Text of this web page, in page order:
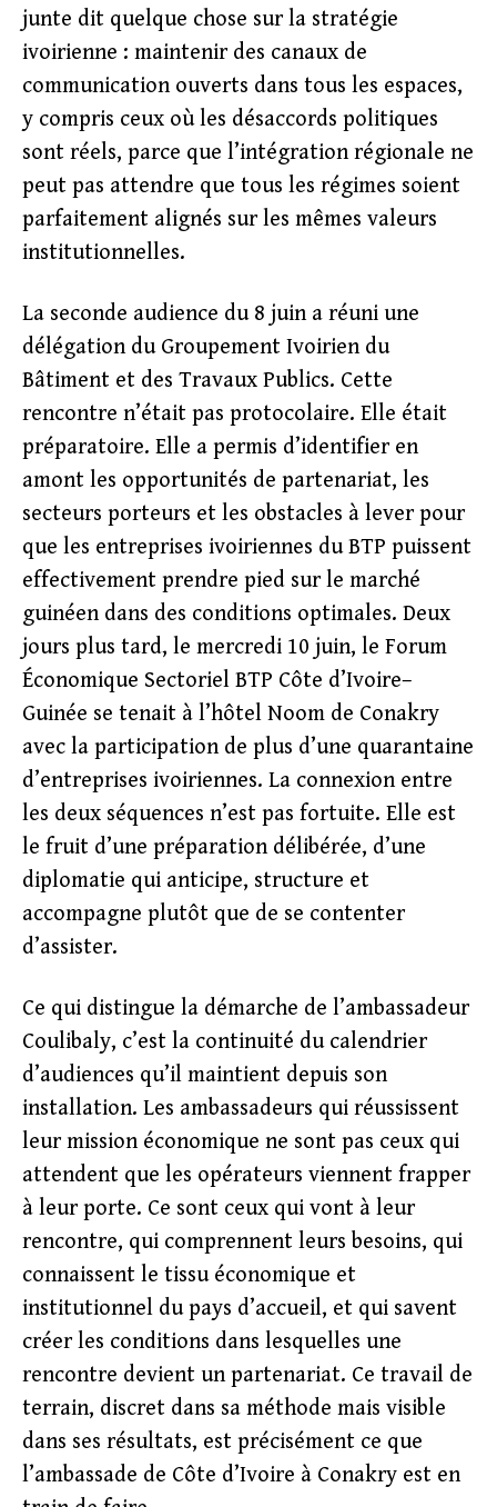
junte dit quelque chose sur la stratégie
ivoirienne : maintenir des canaux de
communication ouverts dans tous les espaces,
y compris ceux où les désaccords politiques
sont réels, parce que l’intégration régionale ne
peut pas attendre que tous les régimes soient
parfaitement alignés sur les mêmes valeurs
institutionnelles.
La seconde audience du 8 juin a réuni une
délégation du Groupement Ivoirien du
Bâtiment et des Travaux Publics. Cette
rencontre n’était pas protocolaire. Elle était
préparatoire. Elle a permis d’identifier en
amont les opportunités de partenariat, les
secteurs porteurs et les obstacles à lever pour
que les entreprises ivoiriennes du BTP puissent
effectivement prendre pied sur le marché
guinéen dans des conditions optimales. Deux
jours plus tard, le mercredi 10 juin, le Forum
Économique Sectoriel BTP Côte d’Ivoire–
Guinée se tenait à l’hôtel Noom de Conakry
avec la participation de plus d’une quarantaine
d’entreprises ivoiriennes. La connexion entre
les deux séquences n’est pas fortuite. Elle est
le fruit d’une préparation délibérée, d’une
diplomatie qui anticipe, structure et
accompagne plutôt que de se contenter
d’assister.
Ce qui distingue la démarche de l’ambassadeur
Coulibaly, c’est la continuité du calendrier
d’audiences qu’il maintient depuis son
installation. Les ambassadeurs qui réussissent
leur mission économique ne sont pas ceux qui
attendent que les opérateurs viennent frapper
à leur porte. Ce sont ceux qui vont à leur
rencontre, qui comprennent leurs besoins, qui
connaissent le tissu économique et
institutionnel du pays d’accueil, et qui savent
créer les conditions dans lesquelles une
rencontre devient un partenariat. Ce travail de
terrain, discret dans sa méthode mais visible
dans ses résultats, est précisément ce que
l’ambassade de Côte d’Ivoire à Conakry est en